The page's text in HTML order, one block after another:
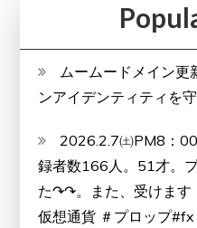
ムームードメイン更
ンアイデンティティを
2026.2.7㈯PM8：
録者数166人。51才。
た↷↷。また、受けます
仮想通貨 ＃プロップ#fx